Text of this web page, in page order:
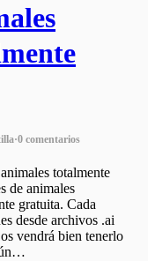
·0 comentarios
totalmente
de animales
gratuita. Cada
desde archivos .ai
vendrá bien tenerlo